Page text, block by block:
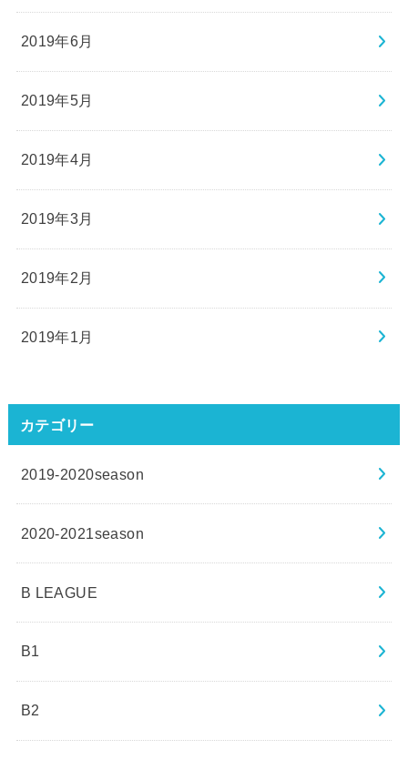
2019年6月
2019年5月
2019年4月
2019年3月
2019年2月
2019年1月
カテゴリー
2019-2020season
2020-2021season
B LEAGUE
B1
B2